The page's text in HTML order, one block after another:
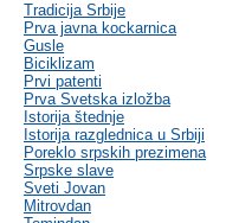
Tradicija Srbije
Prva javna kockarnica
Gusle
Biciklizam
Prvi patenti
Prva Svetska izložba
Istorija štednje
Istorija razglednica u Srbiji
Poreklo srpskih prezimena
Srpske slave
Sveti Jovan
Mitrovdan